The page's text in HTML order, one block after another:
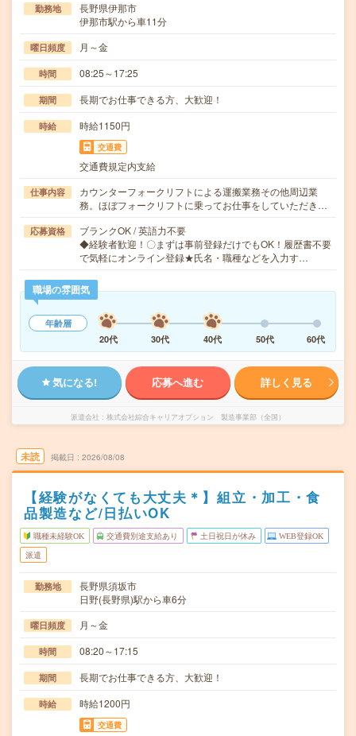
勤務地
長野県伊那市
伊那市駅から車11分
曜日頻度 月～金
時間 08:25～17:25
期間 長期でお仕事できる方、大歓迎！
時給 時給1150円
交通費
交通費規定内支給
仕事内容
カウンターフォークリフトによる運搬業務その他周辺業
務。ほぼフォークリフトに乗ってお仕事をしていただき…
応募資格
ブランクOK / 英語力不要
◆経験者歓迎！〇まずは事前登録だけでもOK！履歴書不要
で気軽にオンライン登録★氏名・職種などを入力す…
職場の雰囲気
年齢層
20代
30代 40代 50代 60代
気になる! 応募へ進む 詳しく見る
派遣会社 株式会社綜合キャリアオプション 製造事業部（全国）
未読 掲載日 2026/08/08
【経験がなくても大丈夫＊】組立・加工・食
品製造など/日払いOK
職種未経験OK 交通費別途支給あり 土日祝日が休み WEB登録OK
派遣
勤務地
長野県須坂市
日野(長野県)駅から車6分
曜日頻度 月～金
時間 08:20～17:15
期間 長期でお仕事できる方、大歓迎！
時給 時給1200円
交通費